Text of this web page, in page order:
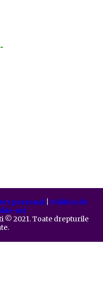
personal| Politica de
uri
©️ 2021. Toate drepturile